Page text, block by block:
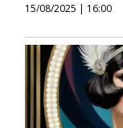
15/08/2025 | 16:00